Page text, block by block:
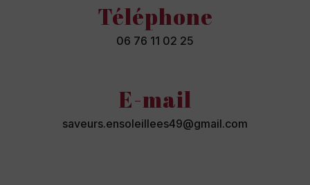
Téléphone
06 76 11 02 25
E-mail
saveurs.ensoleillees49@gmail.com